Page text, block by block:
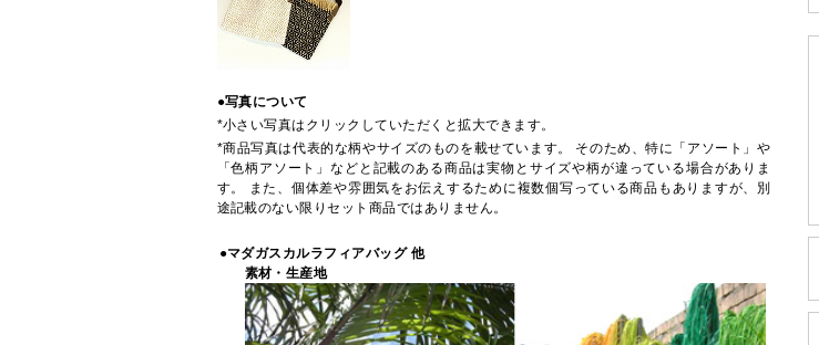
●写真について
*小さい写真はクリックしていただくと拡大できます。
*商品写真は代表的な柄やサイズのものを載せています。 そのため、特に「アソート」や
「色柄アソート」などと記載のある商品は実物とサイズや柄が違っている場合がありま
す。 また、個体差や雰囲気をお伝えするために複数個写っている商品もありますが、別
途記載のない限りセット商品ではありません。
●マダガスカルラフィアバッグ 他
素材・生産地